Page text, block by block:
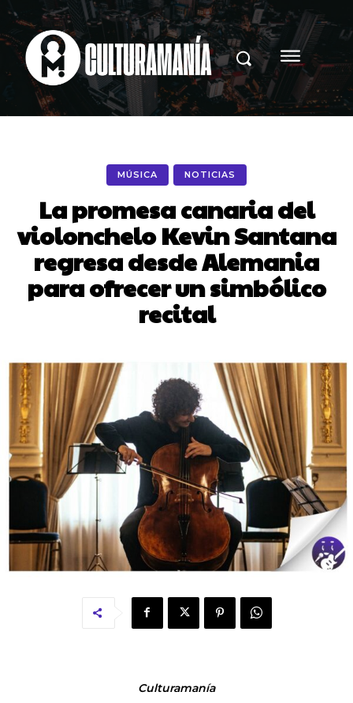
MÚSICA NOTICIAS
La promesa canaria del
violonchelo Kevin Santana
regresa desde Alemania
para ofrecer un simbólico
recital
Culturamanía